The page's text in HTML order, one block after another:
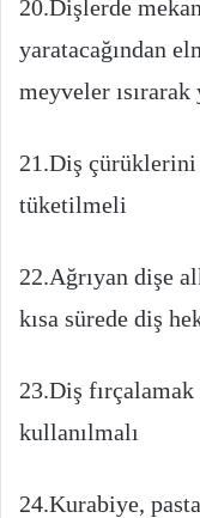
20.Dişlerde
yaratacağından
meyveler
21.Diş
tüketilmeli
22.Ağrıyan dişe
kısa sürede diş
23.Diş
kullanılmalı
24.Kurabiye,